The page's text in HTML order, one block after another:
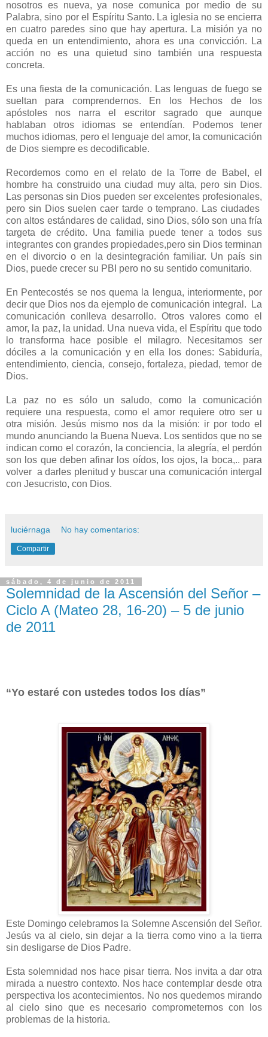
nosotros es nueva, ya nose comunica por medio de su
Palabra, sino por el Espíritu Santo. La iglesia no se encierra
en cuatro paredes sino que hay apertura. La misión ya no
queda en un entendimiento, ahora es una convicción. La
acción no es una quietud sino también una respuesta
concreta.
Es una fiesta de la comunicación. Las lenguas de fuego se
sueltan para comprendernos. En los Hechos de los
apóstoles nos narra el escritor sagrado que aunque
hablaban otros idiomas se entendían. Podemos tener
muchos idiomas, pero el lenguaje del amor, la comunicación
de Dios siempre es decodificable.
Recordemos como en el relato de la Torre de Babel, el
hombre ha construido una ciudad muy alta, pero sin Dios.
Las personas sin Dios pueden ser excelentes profesionales,
pero sin Dios suelen caer tarde o temprano. Las ciudades
con altos estándares de calidad, sino Dios, sólo son una fría
targeta de crédito. Una familia puede tener a todos sus
integrantes con grandes propiedades,pero sin Dios terminan
en el divorcio o en la desintegración familiar. Un país sin
Dios, puede crecer su PBI pero no su sentido comunitario.
En Pentecostés se nos quema la lengua, interiormente, por
decir que Dios nos da ejemplo de comunicación integral. La
comunicación conlleva desarrollo. Otros valores como el
amor, la paz, la unidad. Una nueva vida, el Espíritu que todo
lo transforma hace posible el milagro. Necesitamos ser
dóciles a la comunicación y en ella los dones: Sabiduría,
entendimiento, ciencia, consejo, fortaleza, piedad, temor de
Dios.
La paz no es sólo un saludo, como la comunicación
requiere una respuesta, como el amor requiere otro ser u
otra misión. Jesús mismo nos da la misión: ir por todo el
mundo anunciando la Buena Nueva. Los sentidos que no se
indican como el corazón, la conciencia, la alegría, el perdón
son los que deben afinar los oídos, los ojos, la boca,.. para
volver a darles plenitud y buscar una comunicación intergal
con Jesucristo, con Dios.
luciérnaga No hay comentarios:
Compartir
sábado, 4 de junio de 2011
Solemnidad de la Ascensión del Señor –
Ciclo A (Mateo 28, 16-20) – 5 de junio
de 2011
“Yo estaré con ustedes todos los días”
Este Domingo celebramos la Solemne Ascensión del Señor.
Jesús va al cielo, sin dejar a la tierra como vino a la tierra
sin desligarse de Dios Padre.
Esta solemnidad nos hace pisar tierra. Nos invita a dar otra
mirada a nuestro contexto. Nos hace contemplar desde otra
perspectiva los acontecimientos. No nos quedemos mirando
al cielo sino que es necesario comprometernos con los
problemas de la historia.